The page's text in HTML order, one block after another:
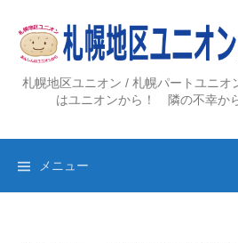
ス
札幌地区ユニオン / 札幌パートユニ
はユニオンから！ 隣の不幸か
メニュー